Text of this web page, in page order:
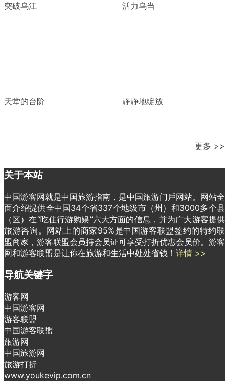
突破乌江 活力乌当
天堂的台阶 静静地绽放
更多 >>
关于本站
中国游客网就是中国旅游指南，是中国旅游门戶网站。网站全
面介绍提供全中国34个省337个地级市（州）和3000多个县
（区）在“吃住行游购娱”六大方面的信息，并为广大游客提供
旅游咨询。网站上的商家95%是中国游客联盟签约的特约联
盟商家，游客联盟会员持会员证可享受打折优惠会员价。游客
网和游客联盟是让你在旅游和生活中处处省钱！ 详情 >>
导航关键字
游客网
中国游客网
游客联盟
中国游客联盟
旅游网
中国旅游网
旅游打折
www.youkevip.com.cn